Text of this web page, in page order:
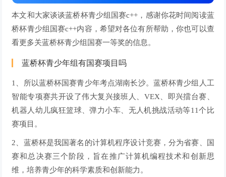
本文和大家谈谈蓝桥杯青少组国赛c++，感谢你花时间阅读蓝
桥杯青少组国赛c++内容，希望对各位有所帮助，你也可以查
看更多关蓝桥杯青少组国赛一等奖的信息。
蓝桥杯青少年组有国赛项目吗
1、所以蓝桥杯国赛青少年考点湖南长沙。蓝桥杯青少组人工
智能专项赛共开设了伟大复兴接班人、VEX、即兴擂台赛、
机器人幼儿疯狂篮球、弹力小车、无人机挑战活动等11个比
赛项目。
2、蓝桥杯是我国著名的计算机程序设计竞赛，分为省赛、国
赛和总决赛三个阶段，旨在推广计算机编程技术和创新思
维，培养青少年的科学素质和创新能力。